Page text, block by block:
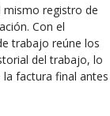
mismo registro de
Con el
trabajo reúne los
del trabajo, lo
factura final antes